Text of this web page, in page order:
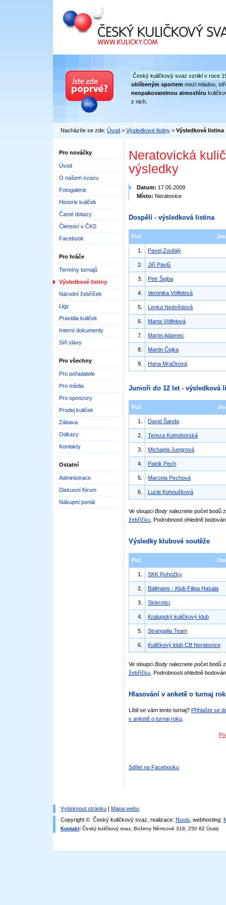
Český kuličkový svaz
Český kuličkový svaz vznikl v roce
oblíbeným sportem mezi mladou,
neopakovatelnou atmosféru
z nich.
Nacházíte se zde: Úvod > Výsledkové listiny > Výsledková listina
Pro nováčky
Úvod
O našem svazu
Fotogalerie
Historie kuliček
Časté dotazy
Členství v ČKS
Facebook
Pro hráče
Termíny turnajů
Výsledkové listiny
Národní žebříček
Ligy
Pravidla kuliček
Interní dokumenty
Síň slávy
Pro všechny
Pro pořadatele
Pro média
Pro sponzory
Prodej kuliček
Zábava
Odkazy
Kontakty
Ostatní
Administrace
Diskusní fórum
Nákupní portál
Neratovická
výsledky
Datum: 17.05.2009
Místo: Neratovice
Dospělí - výsledková listina
Poř.
1. Pavel Zoufalý
2. Jiří Pavlů
3. Petr Šejba
4. Veronika Völfelová
5. Lenka Nedvědová
6. Marta Völfelová
7. Martin Adamec
8. Martin Čejka
9. Hana Mračková
Junioři do 12 let - výsledková
Poř.
1. David Šanda
2. Tereza Kutnohorská
3. Michaela Jungrová
4. Patrik Pech
5. Marcela Pechová
6. Lucie Kohoušková
Ve sloupci Body naleznete počet bodů
žebříčku . Podrobnosti ohledně
Výsledky klubové soutěže
Poř.
1. SKK Rohožky
2. Ballmans - Klub Filipa Hasala
3. Sklerotici
4. Kralupský kuličkový klub
5. Strangalia Team
6. Kuličkový klub CB Neratovice
Ve sloupci Body naleznete počet bodů
žebříčku . Podrobnosti ohledně
Hlasování v anketě o turnaj
Líbil se vám tento turnaj? Přihlašte se
v anketě o turnaj roku
Sdílet na Facebooku
Vytisknout stránku | Mapa webu
Copyright © Český kuličkový svaz, realizace: Nuvio , webhosting:
Kontakt: Český kuličkový svaz, Boženy Němcové 318, 250 82 Úvaly